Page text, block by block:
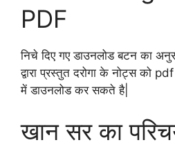
PDF
निचे दिए गए डाउनलोड बटन का
द्वारा प्रस्तुत दरोगा के नोट्स को
में डाउनलोड कर सकते है|
खान सर का